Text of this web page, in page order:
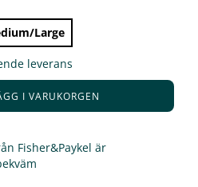
Large
leverans
I VARUKORGEN
Fisher&Paykel är